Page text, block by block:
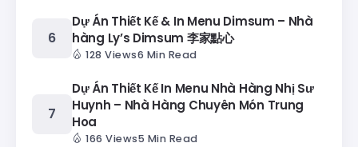
Dự Án Thiết Kế & In Menu Dimsum – Nhà
hàng Ly’s Dimsum 李家點心
128 Views6 Min Read
Dự Án Thiết Kế In Menu Nhà Hàng Nhị Sư
Huynh – Nhà Hàng Chuyên Món Trung
Hoa
166 Views5 Min Read